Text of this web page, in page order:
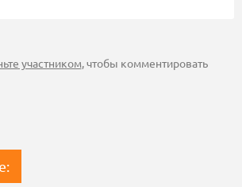
участником, чтобы комментировать